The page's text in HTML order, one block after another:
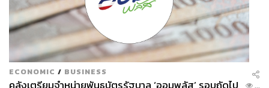
ECONOMIC / BUSINESS
...